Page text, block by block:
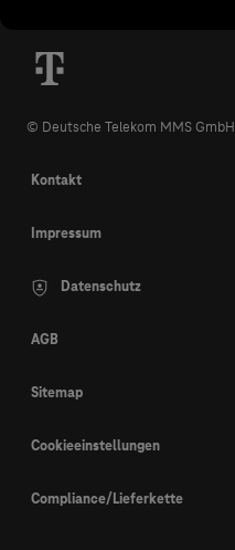
© Deutsche Telekom MMS GmbH
Kontakt
Impressum
Datenschutz
AGB
Sitemap
Cookieeinstellungen
Compliance/Lieferkette